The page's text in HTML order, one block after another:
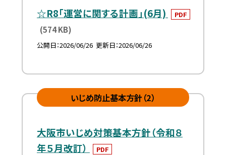
☆R8「運営に関する計画」(6月) PDF
(574 KB)
公開日 2026/06/26 更新日 2026/06/26
いじめ防止基本方針（2）
大阪市いじめ対策基本方針（令和８
年５月改訂）
PDF